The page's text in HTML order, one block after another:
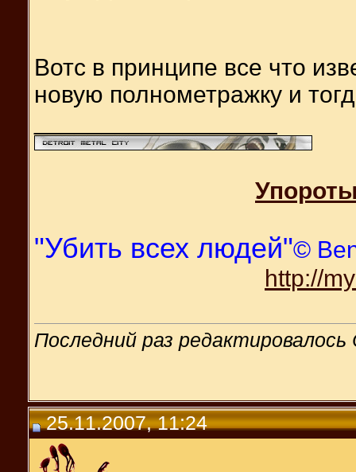
Вотс в принципе все что
новую полнометражку и
"Убить всех людей"©
http://
Последний раз
25.11.2007, 11:24